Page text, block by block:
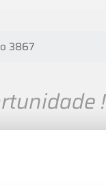
3867